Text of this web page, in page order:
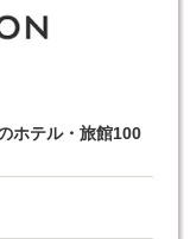
ホテル・旅館100